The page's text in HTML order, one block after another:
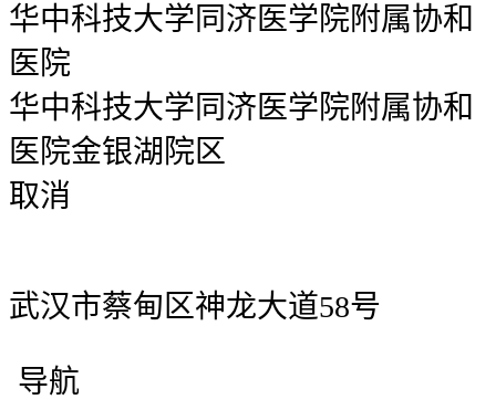
华中科技大学同济医学院附属协和
医院
华中科技大学同济医学院附属协和
医院金银湖院区
取消
武汉市蔡甸区神龙大道58号
导航